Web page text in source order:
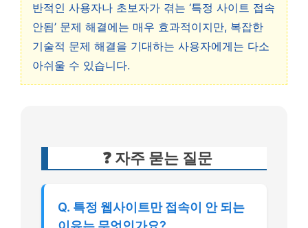
반적인 사용자나 초보자가 겪는 ‘특정 사이트 접속
안됨’ 문제 해결에는 매우 효과적이지만, 복잡한
기술적 문제 해결을 기대하는 사용자에게는 다소
아쉬울 수 있습니다.
❓ 자주 묻는 질문
Q. 특정 웹사이트만 접속이 안 되는